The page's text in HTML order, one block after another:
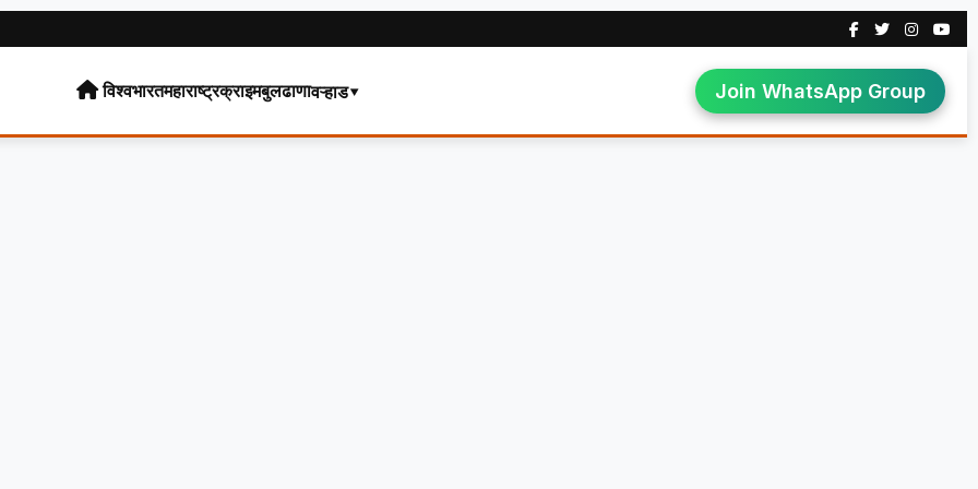
विश्वभारतमहाराष्ट्रक्राइमबुलढाणावऱ्हाड▾ Join WhatsApp Group